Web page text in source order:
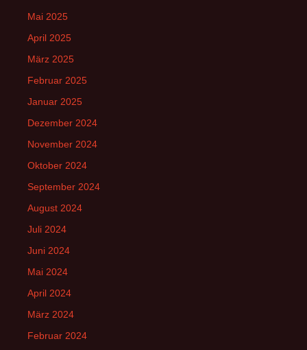
Mai 2025
April 2025
März 2025
Februar 2025
Januar 2025
Dezember 2024
November 2024
Oktober 2024
September 2024
August 2024
Juli 2024
Juni 2024
Mai 2024
April 2024
März 2024
Februar 2024